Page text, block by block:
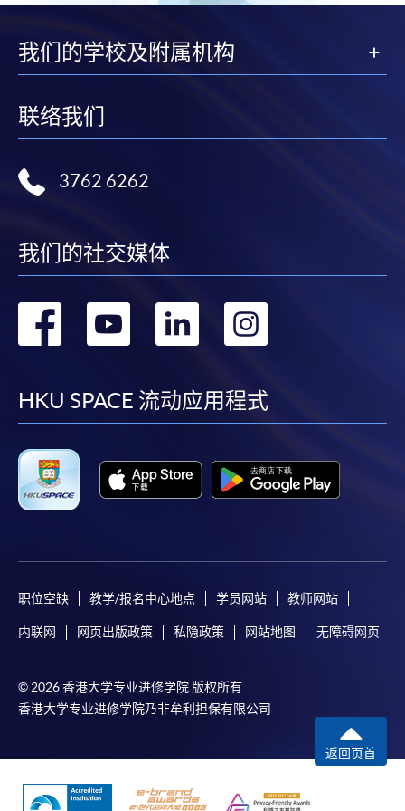
我们的学校及附属机构
联络我们
3762 6262
我们的社交媒体
转
facebook
转
youtube
转
linkedin
转
HKU SPACE 流动应用程式
职位空缺 教学/报名中心地点 学员网站 教师网站
内联网 网页出版政策 私隐政策 网站地图 无障碍网页
© 2026 香港大学专业进修学院 版权所有
香港大学专业进修学院乃非牟利担保有限公司
返回页首